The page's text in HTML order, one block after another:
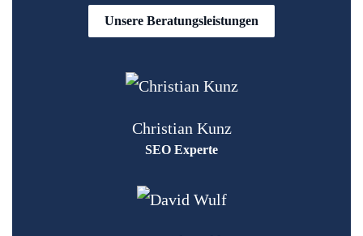
Unsere Beratungsleistungen
Christian Kunz
SEO Experte